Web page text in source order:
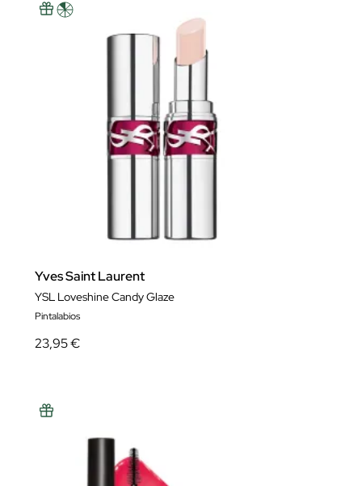
Yves Saint Laurent
YSL Loveshine Candy Glaze
Pintalabios
23,95 €